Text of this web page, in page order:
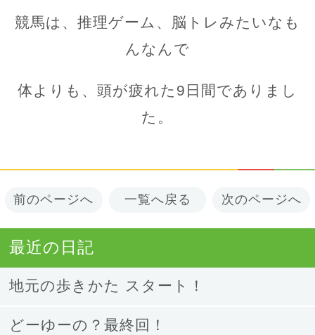
競馬は、推理ゲーム、脳トレみたいなも
んなんで
体よりも、頭が疲れた9日間でありまし
た。
前のページへ 一覧へ戻る 次のページへ
最近の日記
地元の歩きかた スタート！
どーゆーの？最終回！